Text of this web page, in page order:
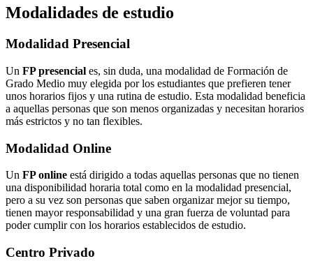
Modalidades de estudio
Modalidad Presencial
Un FP presencial es, sin duda, una modalidad de Formación de
Grado Medio muy elegida por los estudiantes que prefieren tener
unos horarios fijos y una rutina de estudio. Esta modalidad beneficia
a aquellas personas que son menos organizadas y necesitan horarios
más estrictos y no tan flexibles.
Modalidad Online
Un FP online está dirigido a todas aquellas personas que no tienen
una disponibilidad horaria total como en la modalidad presencial,
pero a su vez son personas que saben organizar mejor su tiempo,
tienen mayor responsabilidad y una gran fuerza de voluntad para
poder cumplir con los horarios establecidos de estudio.
Centro Privado